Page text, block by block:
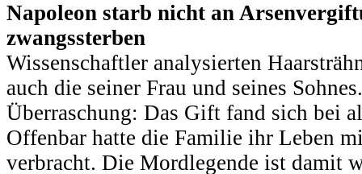
Napoleon starb nicht an
zwangssterben
Wissenschaftler analysierten
auch die seiner Frau und seines
Überraschung: Das Gift fand sich bei
Offenbar hatte die Familie ihr Leben
verbracht. Die Mordlegende ist damit